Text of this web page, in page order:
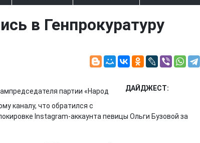
в Генпрокуратуру
ДАЙДЖЕСТ:
партии «Народ
каналу, что обратился с
Instagram-аккаунта певицы Ольги Бузовой за